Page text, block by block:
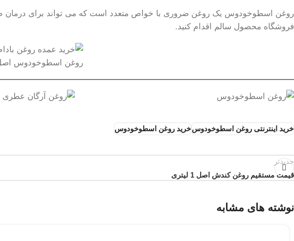
روغن اسطوخودوس یک روغن ضروری با خواص متعدد است که می تواند برای درمان
فروشگاه محصول سالم اقدام کنید.
روغن اسطوخودوس
خرید اینترنتی روغن اسطوخودوسخرید روغن اسطوخودوس
جدیدتر
قیمت مستقیم روغن کندش اصل 1 لیتری
نوشته های مشابه